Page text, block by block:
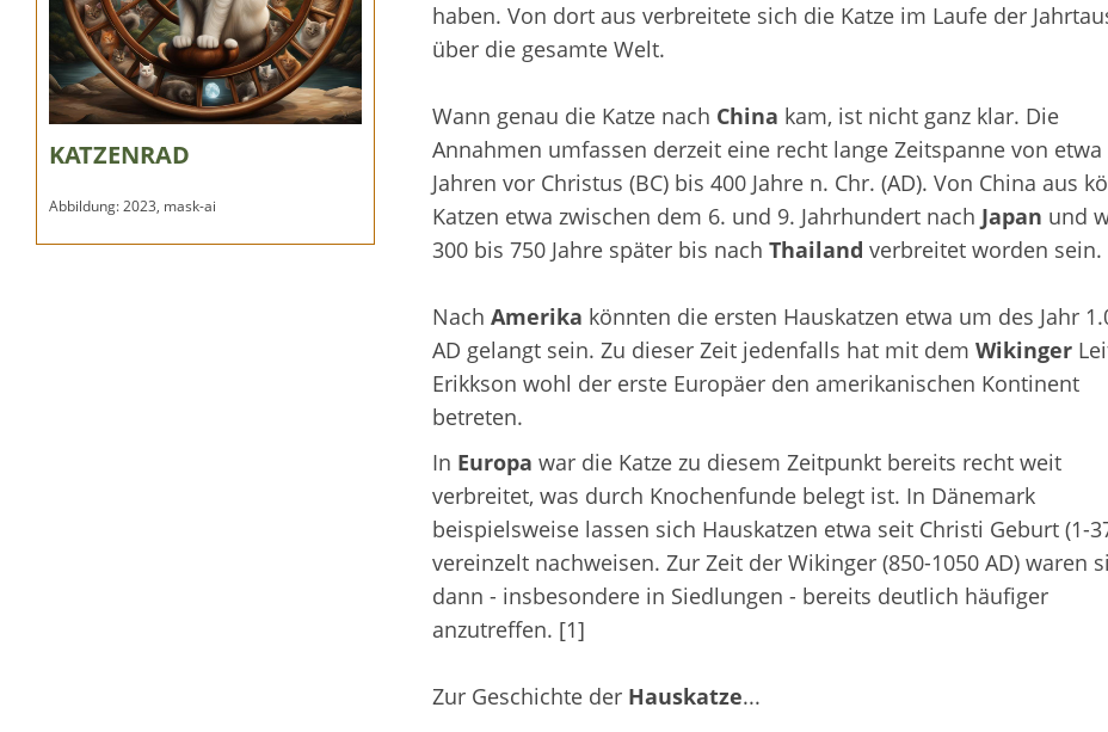
KATZENRAD
Abbildung: 2023, mask-ai
haben. Von dort aus verbreitete sich die Katze im Laufe der
über die gesamte Welt.
Wann genau die Katze nach China kam, ist nicht ganz klar. Die
Annahmen umfassen derzeit eine recht lange Zeitspanne von etwa
Jahren vor Christus (BC) bis 400 Jahre n. Chr. (AD). Von China aus
Katzen etwa zwischen dem 6. und 9. Jahrhundert nach Japan und
300 bis 750 Jahre später bis nach Thailand verbreitet worden sein.
Nach Amerika könnten die ersten Hauskatzen etwa um des Jahr
AD gelangt sein. Zu dieser Zeit jedenfalls hat mit dem Wikinger
Erikkson wohl der erste Europäer den amerikanischen Kontinent
betreten.
In Europa war die Katze zu diesem Zeitpunkt bereits recht weit
verbreitet, was durch Knochenfunde belegt ist. In Dänemark
beispielsweise lassen sich Hauskatzen etwa seit Christi Geburt (1-
vereinzelt nachweisen. Zur Zeit der Wikinger (850-1050 AD) waren
dann - insbesondere in Siedlungen - bereits deutlich häufiger
anzutreffen. [1]
Zur Geschichte der Hauskatze...